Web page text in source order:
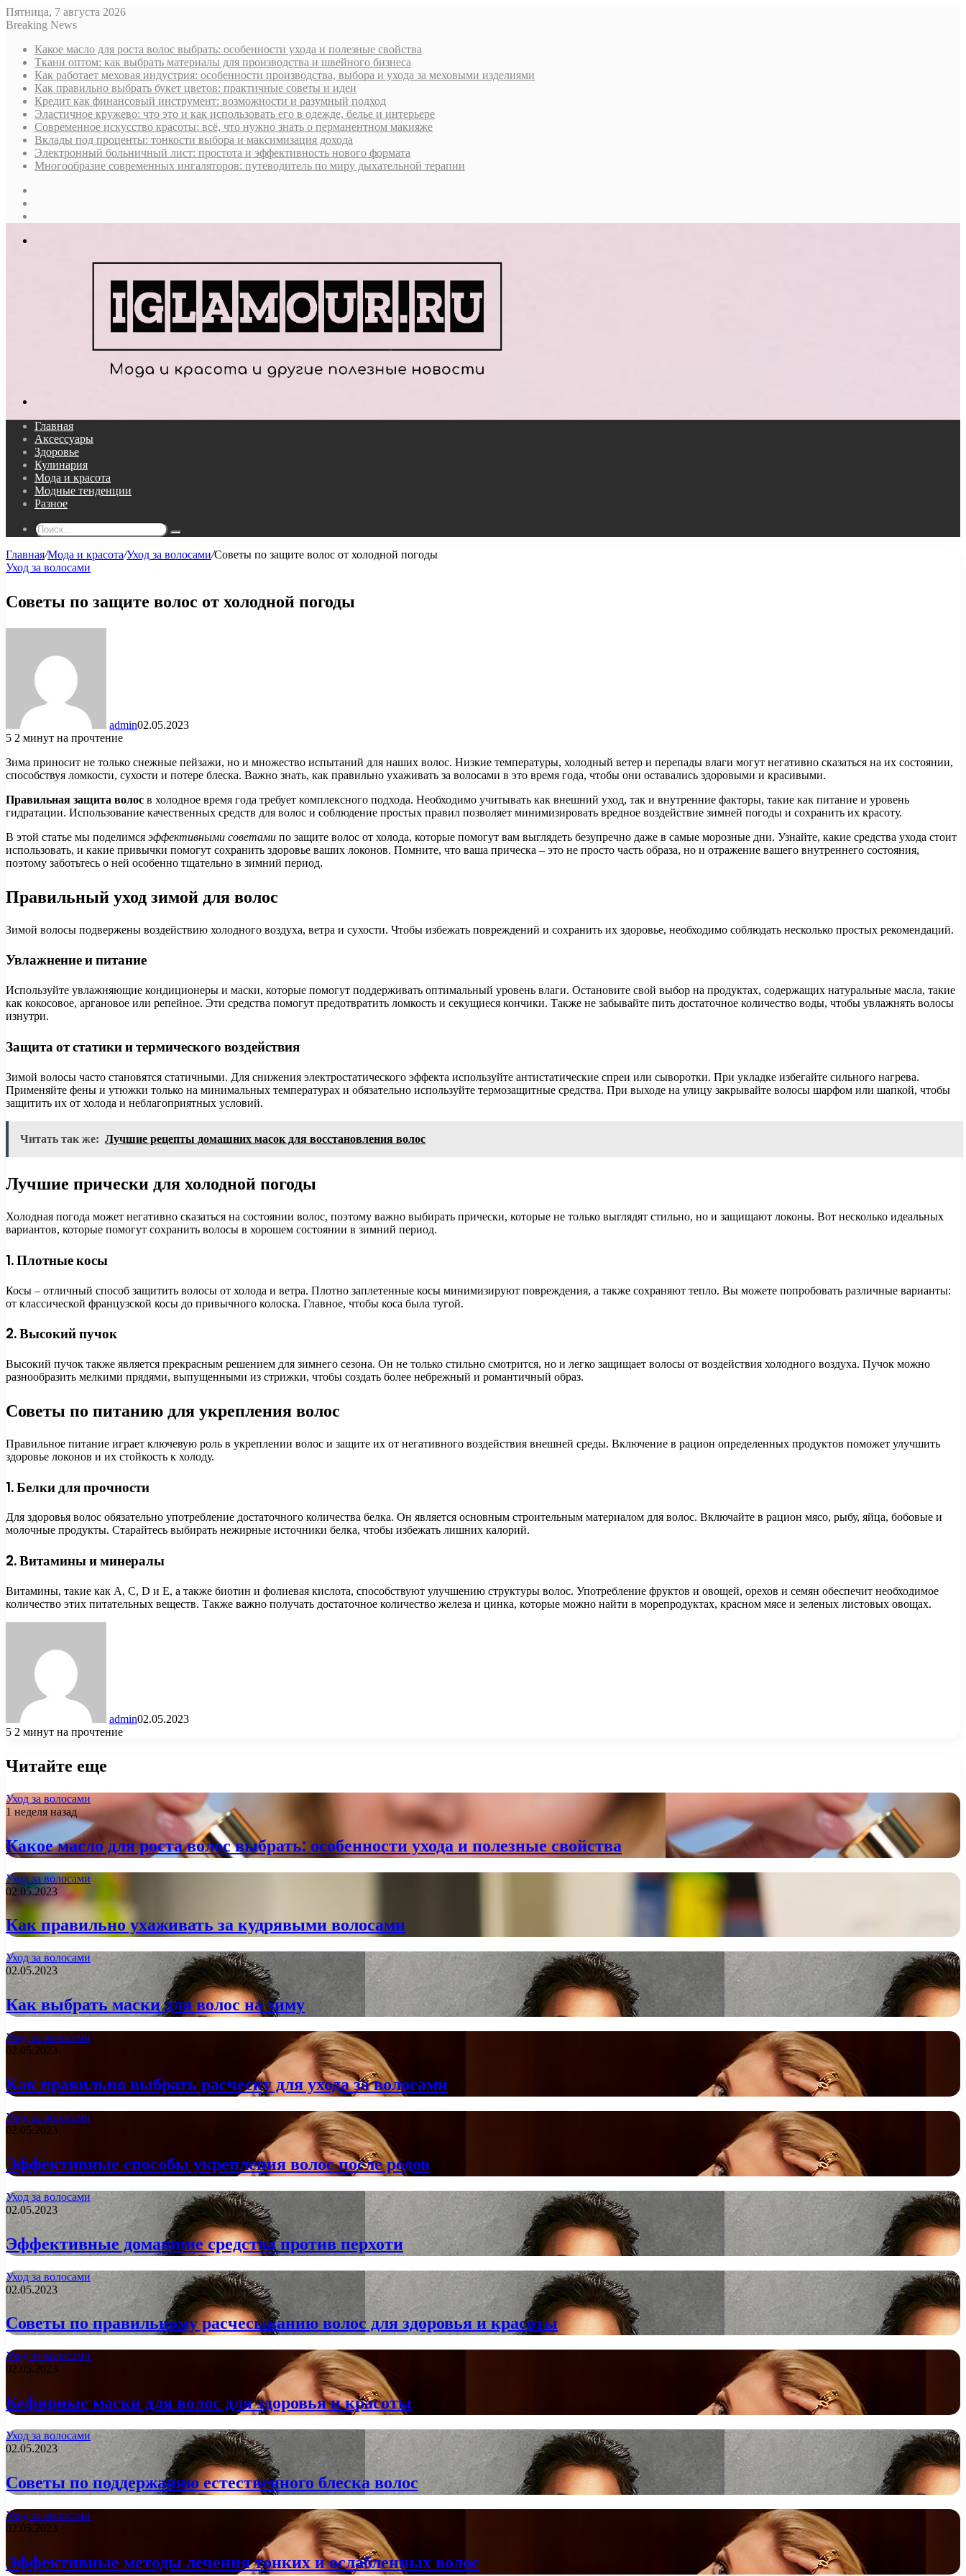
Пятница, 7 августа 2026
Breaking News
Какое масло для роста волос выбрать: особенности ухода и полезные свойства
Ткани оптом: как выбрать материалы для производства и швейного бизнеса
Как работает меховая индустрия: особенности производства, выбора и ухода за меховыми изделиями
Как правильно выбрать букет цветов: практичные советы и идеи
Кредит как финансовый инструмент: возможности и разумный подход
Эластичное кружево: что это и как использовать его в одежде, белье и интерьере
Современное искусство красоты: всё, что нужно знать о перманентном макияже
Вклады под проценты: тонкости выбора и максимизация дохода
Электронный больничный лист: простота и эффективность нового формата
Многообразие современных ингаляторов: путеводитель по миру дыхательной терапии
Главная
Аксессуары
Здоровье
Кулинария
Мода и красота
Модные тенденции
Разное
Поиск...
Главная/Мода и красота/Уход за волосами/Советы по защите волос от холодной погоды
Уход за волосами
Советы по защите волос от холодной погоды
admin02.05.2023
5 2 минут на прочтение
Зима приносит не только снежные пейзажи, но и множество испытаний для наших волос. Низкие температуры, холодный ветер и перепады влаги могут негативно сказаться на их состоянии,
способствуя ломкости, сухости и потере блеска. Важно знать, как правильно ухаживать за волосами в это время года, чтобы они оставались здоровыми и красивыми.
Правильная защита волос в холодное время года требует комплексного подхода. Необходимо учитывать как внешний уход, так и внутренние факторы, такие как питание и уровень
гидратации. Использование качественных средств для волос и соблюдение простых правил позволяет минимизировать вредное воздействие зимней погоды и сохранить их красоту.
В этой статье мы поделимся эффективными советами по защите волос от холода, которые помогут вам выглядеть безупречно даже в самые морозные дни. Узнайте, какие средства ухода стоит
использовать, и какие привычки помогут сохранить здоровье ваших локонов. Помните, что ваша прическа – это не просто часть образа, но и отражение вашего внутреннего состояния,
поэтому заботьтесь о ней особенно тщательно в зимний период.
Правильный уход зимой для волос
Зимой волосы подвержены воздействию холодного воздуха, ветра и сухости. Чтобы избежать повреждений и сохранить их здоровье, необходимо соблюдать несколько простых рекомендаций.
Увлажнение и питание
Используйте увлажняющие кондиционеры и маски, которые помогут поддерживать оптимальный уровень влаги. Остановите свой выбор на продуктах, содержащих натуральные масла, такие
как кокосовое, аргановое или репейное. Эти средства помогут предотвратить ломкость и секущиеся кончики. Также не забывайте пить достаточное количество воды, чтобы увлажнять волосы
изнутри.
Защита от статики и термического воздействия
Зимой волосы часто становятся статичными. Для снижения электростатического эффекта используйте антистатические спреи или сыворотки. При укладке избегайте сильного нагрева.
Применяйте фены и утюжки только на минимальных температурах и обязательно используйте термозащитные средства. При выходе на улицу закрывайте волосы шарфом или шапкой, чтобы
защитить их от холода и неблагоприятных условий.
Читать так же: Лучшие рецепты домашних масок для восстановления волос
Лучшие прически для холодной погоды
Холодная погода может негативно сказаться на состоянии волос, поэтому важно выбирать прически, которые не только выглядят стильно, но и защищают локоны. Вот несколько идеальных
вариантов, которые помогут сохранить волосы в хорошем состоянии в зимний период.
1. Плотные косы
Косы – отличный способ защитить волосы от холода и ветра. Плотно заплетенные косы минимизируют повреждения, а также сохраняют тепло. Вы можете попробовать различные варианты:
от классической французской косы до привычного колоска. Главное, чтобы коса была тугой.
2. Высокий пучок
Высокий пучок также является прекрасным решением для зимнего сезона. Он не только стильно смотрится, но и легко защищает волосы от воздействия холодного воздуха. Пучок можно
разнообразить мелкими прядями, выпущенными из стрижки, чтобы создать более небрежный и романтичный образ.
Советы по питанию для укрепления волос
Правильное питание играет ключевую роль в укреплении волос и защите их от негативного воздействия внешней среды. Включение в рацион определенных продуктов поможет улучшить
здоровье локонов и их стойкость к холоду.
1. Белки для прочности
Для здоровья волос обязательно употребление достаточного количества белка. Он является основным строительным материалом для волос. Включайте в рацион мясо, рыбу, яйца, бобовые и
молочные продукты. Старайтесь выбирать нежирные источники белка, чтобы избежать лишних калорий.
2. Витамины и минералы
Витамины, такие как A, C, D и E, а также биотин и фолиевая кислота, способствуют улучшению структуры волос. Употребление фруктов и овощей, орехов и семян обеспечит необходимое
количество этих питательных веществ. Также важно получать достаточное количество железа и цинка, которые можно найти в морепродуктах, красном мясе и зеленых листовых овощах.
admin02.05.2023
5 2 минут на прочтение
Читайте еще
Уход за волосами
1 неделя назад
Какое масло для роста волос выбрать: особенности ухода и полезные свойства
Уход за волосами
02.05.2023
Как правильно ухаживать за кудрявыми волосами
Уход за волосами
02.05.2023
Как выбрать маски для волос на зиму
Уход за волосами
02.05.2023
Как правильно выбрать расческу для ухода за волосами
Уход за волосами
02.05.2023
Эффективные способы укрепления волос после родов
Уход за волосами
02.05.2023
Эффективные домашние средства против перхоти
Уход за волосами
02.05.2023
Советы по правильному расчесыванию волос для здоровья и красоты
Уход за волосами
02.05.2023
Кефирные маски для волос для здоровья и красоты
Уход за волосами
02.05.2023
Советы по поддержанию естественного блеска волос
Уход за волосами
02.05.2023
Эффективные методы лечения тонких и ослабленных волос